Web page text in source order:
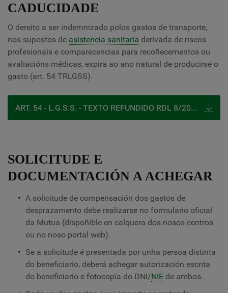
CADUCIDADE
O dereito a ser indemnizado polos gastos de transporte,
nos supostos de asistencia sanitaria derivada de riscos
profesionais e comparecencias para recoñecementos ou
avaliacións médicas, expira ao ano natural de producirse o
gasto (art. 54 TRLGSS).
ART. 54 - L.G.S.S. - TEXTO REFUNDIDO RDL 8/2015, 30 DE OCTUBRE
SOLICITUDE E
DOCUMENTACIÓN A ACHEGAR
A solicitude de compensación dos gastos de
desprazamento debe realizarse no formulario oficial
da Mutua (dispoñible en calquera dos nosos centros
ou no noso portal web).
Se a solicitude é presentada por unha persoa distinta
do beneficiario, deberá achegar autorización escrita
do beneficiario e fotocopia do DNI/NIE de ambos.